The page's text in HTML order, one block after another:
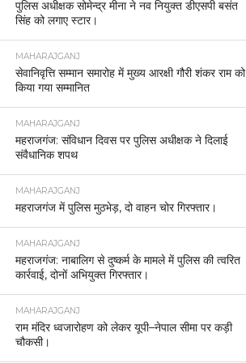
पुलिस अधीक्षक सोमेन्द्र मीना ने नव नियुक्त डीएसपी बसंत
सिंह को लगाए स्टार।
MAHARAJGANJ
सेवानिवृत्ति सम्मान समारोह में मुख्य आरक्षी गौरी शंकर राम को
किया गया सम्मानित
MAHARAJGANJ
महराजगंज: संविधान दिवस पर पुलिस अधीक्षक ने दिलाई
संवैधानिक शपथ
MAHARAJGANJ
महराजगंज में पुलिस मुठभेड़, दो वाहन चोर गिरफ्तार।
MAHARAJGANJ
महराजगंज: नाबालिग से दुष्कर्म के मामले में पुलिस की त्वरित
कार्रवाई, दोनों अभियुक्त गिरफ्तार।
MAHARAJGANJ
राम मंदिर ध्वजारोहण को लेकर यूपी–नेपाल सीमा पर कड़ी
चौकसी।